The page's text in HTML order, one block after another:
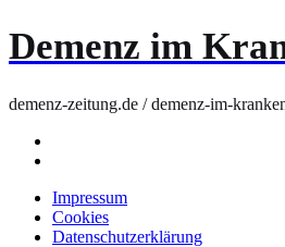
Demenz im
demenz-zeitung.de / demenz-im-
Impressum
Cookies
Datenschutzerklärung